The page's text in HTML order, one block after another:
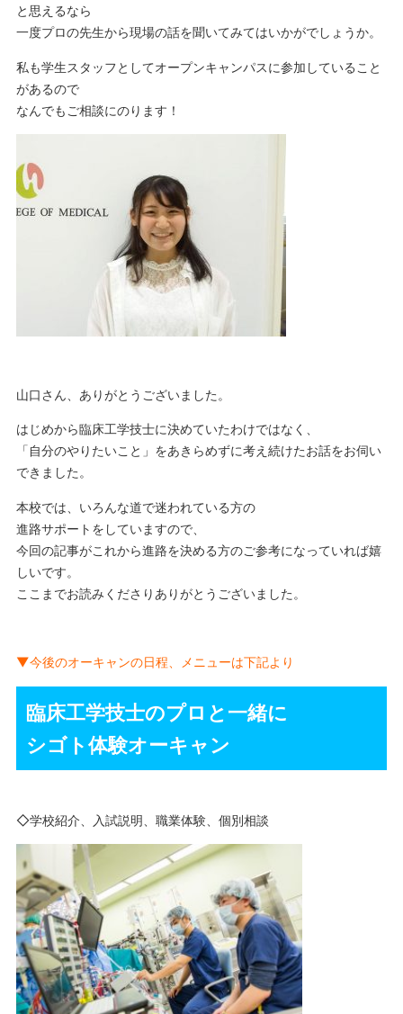
と思えるなら
一度プロの先生から現場の話を聞いてみてはいかがでしょうか。
私も学生スタッフとしてオープンキャンパスに参加していること
があるので
なんでもご相談にのります！
山口さん、ありがとうございました。
はじめから臨床工学技士に決めていたわけではなく、
「自分のやりたいこと」をあきらめずに考え続けたお話をお伺い
できました。
本校では、いろんな道で迷われている方の
進路サポートをしていますので、
今回の記事がこれから進路を決める方のご参考になっていれば嬉
しいです。
ここまでお読みくださりありがとうございました。
▼今後のオーキャンの日程、メニューは下記より
臨床工学技士のプロと一緒に
シゴト体験オーキャン
◇学校紹介、入試説明、職業体験、個別相談